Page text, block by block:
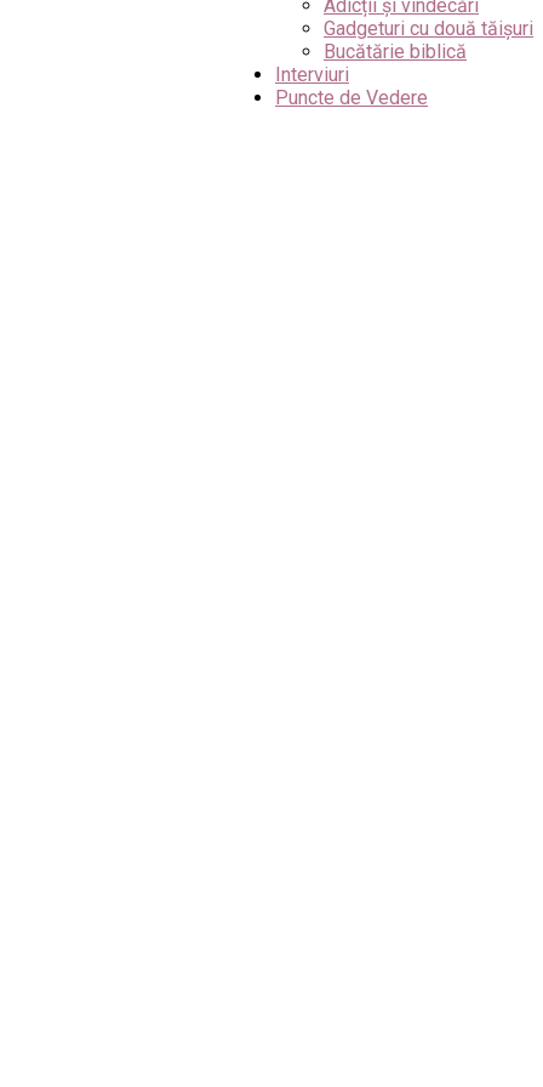
Adicții și vindecări
Gadgeturi cu două tăișuri
Bucătărie biblică
Interviuri
Puncte de Vedere